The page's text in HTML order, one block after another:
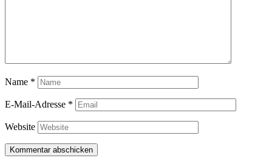
Name *
E-Mail-Adresse *
Website